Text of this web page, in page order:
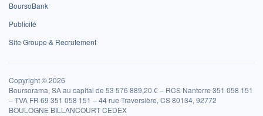
BoursoBank
Publicité
Site Groupe & Recrutement
Copyright © 2026
Boursorama, SA au capital de 53 576 889,20 € – RCS Nanterre 351 058 151
– TVA FR 69 351 058 151 – 44 rue Traversière, CS 80134, 92772
BOULOGNE BILLANCOURT CEDEX